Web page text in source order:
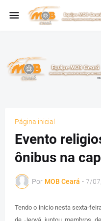
Página inicial
Evento
ônibus na
Por MOB Ceará - 7/
Tendo o inicio nesta sexta-